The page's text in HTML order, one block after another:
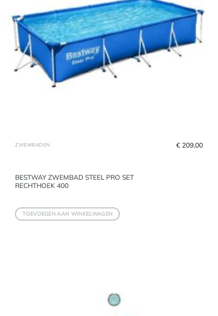
ZWEMBADEN
BESTWAY ZWEMBAD STEEL PRO SET
RECHTHOEK 400
€ 209,00
TOEVOEGEN AAN WINKELWAGEN